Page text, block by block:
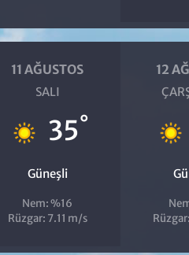
11 AĞUSTOS
SALI
35°
Güneşli
Nem: %16
Rüzgar: 7.11 m/s
12